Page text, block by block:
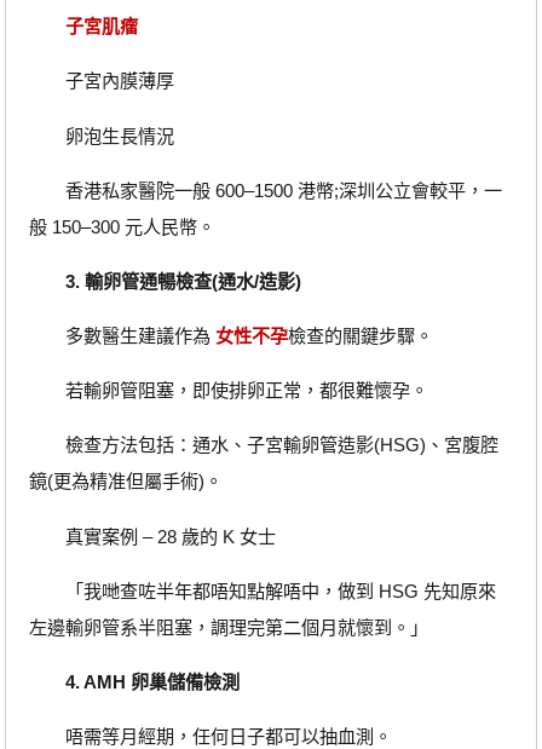
子宮肌瘤
子宮內膜薄厚
卵泡生長情況
香港私家醫院一般 600–1500 港幣;深圳公立會較平，一
般 150–300 元人民幣。
3. 輸卵管通暢檢查(通水/造影)
多數醫生建議作為 女性不孕檢查的關鍵步驟。
若輸卵管阻塞，即使排卵正常，都很難懷孕。
檢查方法包括：通水、子宮輸卵管造影(HSG)、宮腹腔
鏡(更為精准但屬手術)。
真實案例 – 28 歲的 K 女士
「我哋查咗半年都唔知點解唔中，做到 HSG 先知原來
左邊輸卵管系半阻塞，調理完第二個月就懷到。」
4. AMH 卵巢儲備檢測
唔需等月經期，任何日子都可以抽血測。